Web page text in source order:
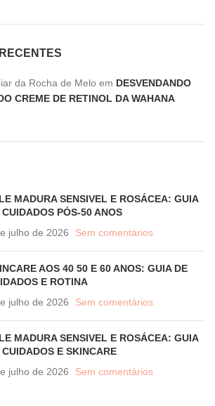
da Rocha de Melo em DESVENDANDO
CREME DE RETINOL DA WAHANA
MADURA SENSIVEL E ROSÁCEA: GUIA
CUIDADOS PÓS-50 ANOS
julho de 2026
Sem comentários
AOS 40 50 E 60 ANOS: GUIA DE
E ROTINA
julho de 2026
Sem comentários
MADURA SENSIVEL E ROSÁCEA: GUIA
CUIDADOS E SKINCARE
julho de 2026
Sem comentários